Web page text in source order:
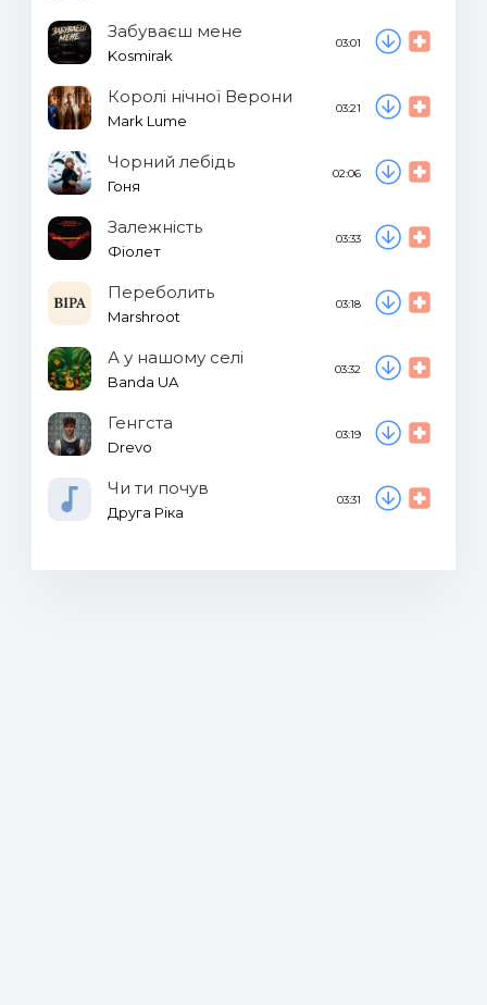
Забуваєш мене
Kosmirak
03:01
Королі нічної Верони
Mark Lume
03:21
Чорний лебідь
Гоня
02:06
Залежність
Фіолет
03:33
Переболить
Marshroot
03:18
А у нашому селі
Banda UA
03:32
Генгста
Drevo
03:19
Чи ти почув
Друга Ріка
03:31